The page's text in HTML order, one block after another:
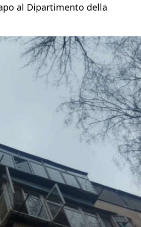
al Dipartimento della